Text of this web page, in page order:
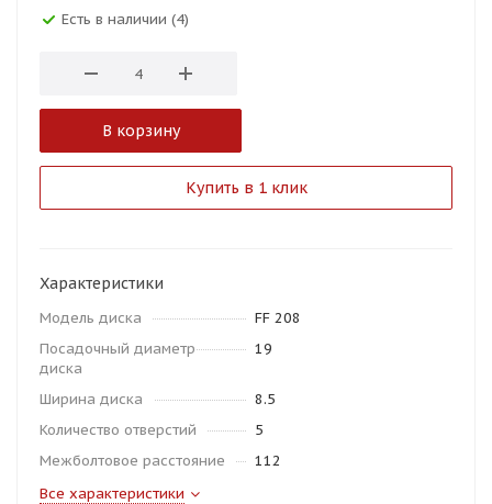
Есть в наличии (4)
В корзину
Купить в 1 клик
Характеристики
Модель диска
FF 208
Посадочный диаметр
диска
19
Ширина диска
8.5
Количество отверстий
5
Межболтовое расстояние
112
Все характеристики